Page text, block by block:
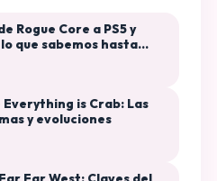
Rogue Core a PS5 y
que sabemos hasta
is Crab: Las
y evoluciones